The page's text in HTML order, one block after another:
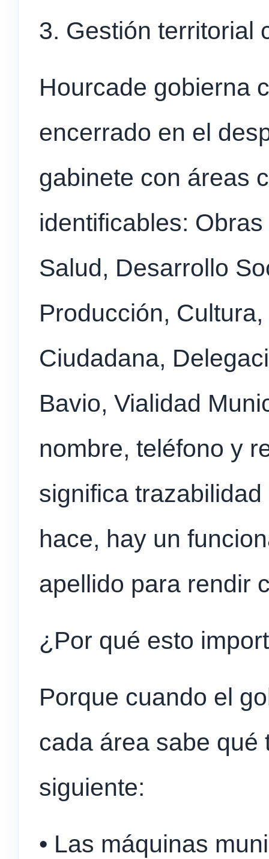
3. Gestión territorial
Hourcade gobierna
encerrado en el
gabinete con áreas
identificables:
Salud, Desarrollo
Producción,
Ciudadana,
Bavio, Vialidad
nombre, teléfono y
significa
hace, hay un
apellido para rendir
¿Por qué esto
Porque cuando el
cada área sabe qué
siguiente:
• Las máquinas